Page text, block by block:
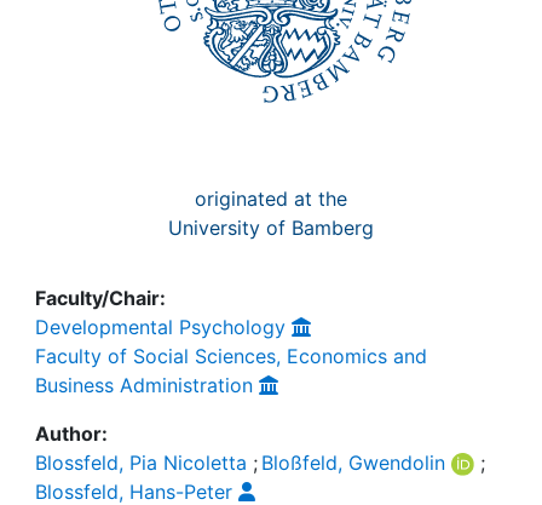
originated at the
University of Bamberg
Faculty/Chair:
Developmental Psychology
Faculty of Social Sciences, Economics and
Business Administration
Author:
Blossfeld, Pia Nicoletta ; Bloßfeld, Gwendolin
;
Blossfeld, Hans-Peter